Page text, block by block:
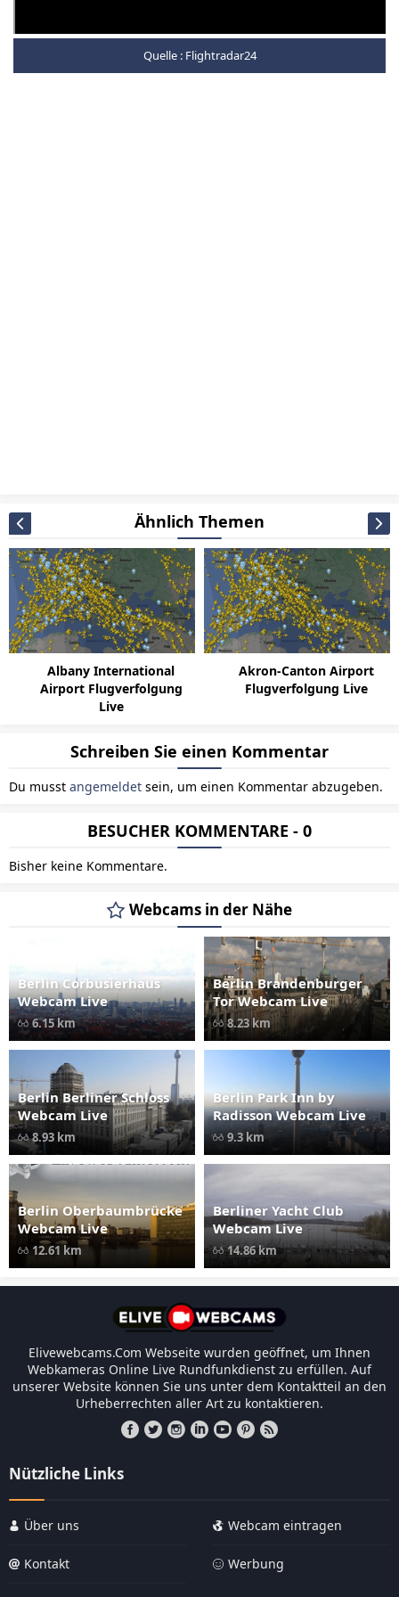
Quelle : Flightradar24
Ähnlich Themen
Albany International
Airport Flugverfolgung
Live
Akron-Canton Airport
Flugverfolgung Live
Schreiben Sie einen Kommentar
Du musst angemeldet sein, um einen Kommentar abzugeben.
BESUCHER KOMMENTARE - 0
Bisher keine Kommentare.
Webcams in der Nähe
Berlin Corbusierhaus
Webcam Live
6.15 km
Berlin Brandenburger
Tor Webcam Live
8.23 km
Berlin Berliner Schloss
Webcam Live
8.93 km
Berlin Park Inn by
Radisson Webcam Live
9.3 km
Berlin Oberbaumbrücke
Webcam Live
12.61 km
Berliner Yacht Club
Webcam Live
14.86 km
Elivewebcams.Com Webseite wurden geöffnet, um Ihnen
Webkameras Online Live Rundfunkdienst zu erfüllen. Auf
unserer Website können Sie uns unter dem Kontaktteil an den
Urheberrechten aller Art zu kontaktieren.
Nützliche Links
Über uns Webcam eintragen
Kontakt Werbung